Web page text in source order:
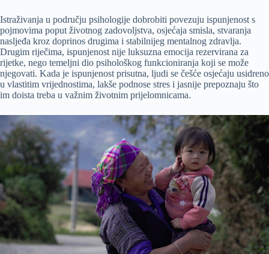
Istraživanja u području psihologije dobrobiti povezuju ispunjenost s
pojmovima poput životnog zadovoljstva, osjećaja smisla, stvaranja
nasljeđa kroz doprinos drugima i stabilnijeg mentalnog zdravlja.
Drugim riječima, ispunjenost nije luksuzna emocija rezervirana za
rijetke, nego temeljni dio psihološkog funkcioniranja koji se može
njegovati. Kada je ispunjenost prisutna, ljudi se češće osjećaju usidreno
u vlastitim vrijednostima, lakše podnose stres i jasnije prepoznaju što
im doista treba u važnim životnim prijelomnicama.